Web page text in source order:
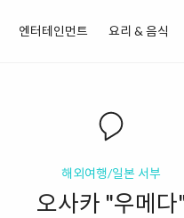
엔터테인먼트 요리 & 음식
해외여행/일본 서부
오사카 "우메다